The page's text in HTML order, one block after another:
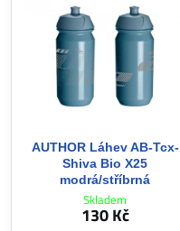
AUTHOR Láhev AB-Tcx-
Shiva Bio X25
modrá/stříbrná
Skladem
130 Kč